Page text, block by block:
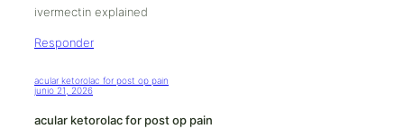
ivermectin explained
Responder
acular ketorolac for post op pain
junio 21, 2026
acular ketorolac for post op pain